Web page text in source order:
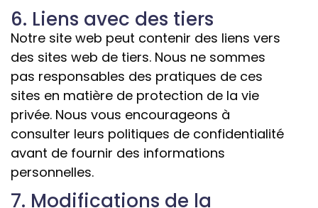
6. Liens avec des tiers
Notre site web peut contenir des liens vers
des sites web de tiers. Nous ne sommes
pas responsables des pratiques de ces
sites en matière de protection de la vie
privée. Nous vous encourageons à
consulter leurs politiques de confidentialité
avant de fournir des informations
personnelles.
7. Modifications de la